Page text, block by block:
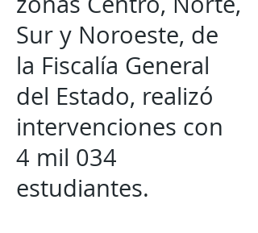
Sur y Noroeste, de
la Fiscalía General
del Estado, realizó
intervenciones con
4 mil 034
estudiantes.